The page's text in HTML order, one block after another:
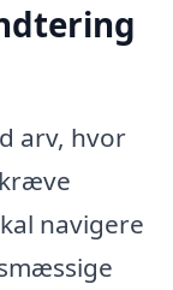
arv, hvor
navigere